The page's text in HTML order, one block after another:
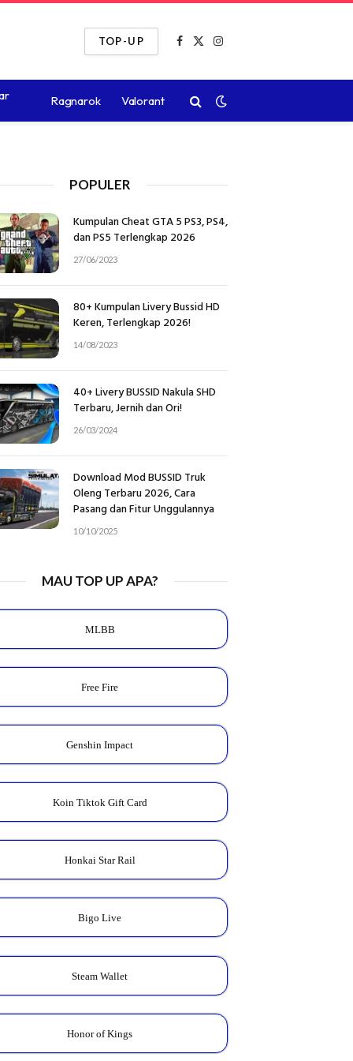
TOP-UP
Facebook
X
Instagram
Ragnarok Valorant
POPULER
Kumpulan Cheat GTA 5 PS3, PS4,
dan PS5 Terlengkap 2026
27/06/2023
80+ Kumpulan Livery Bussid HD
Keren, Terlengkap 2026!
14/08/2023
40+ Livery BUSSID Nakula SHD
Terbaru, Jernih dan Ori!
26/03/2024
Download Mod BUSSID Truk
Oleng Terbaru 2026, Cara
Pasang dan Fitur Unggulannya
10/10/2025
MAU TOP UP APA?
MLBB
Free Fire
Genshin Impact
Koin Tiktok Gift Card
Honkai Star Rail
Bigo Live
Steam Wallet
Honor of Kings